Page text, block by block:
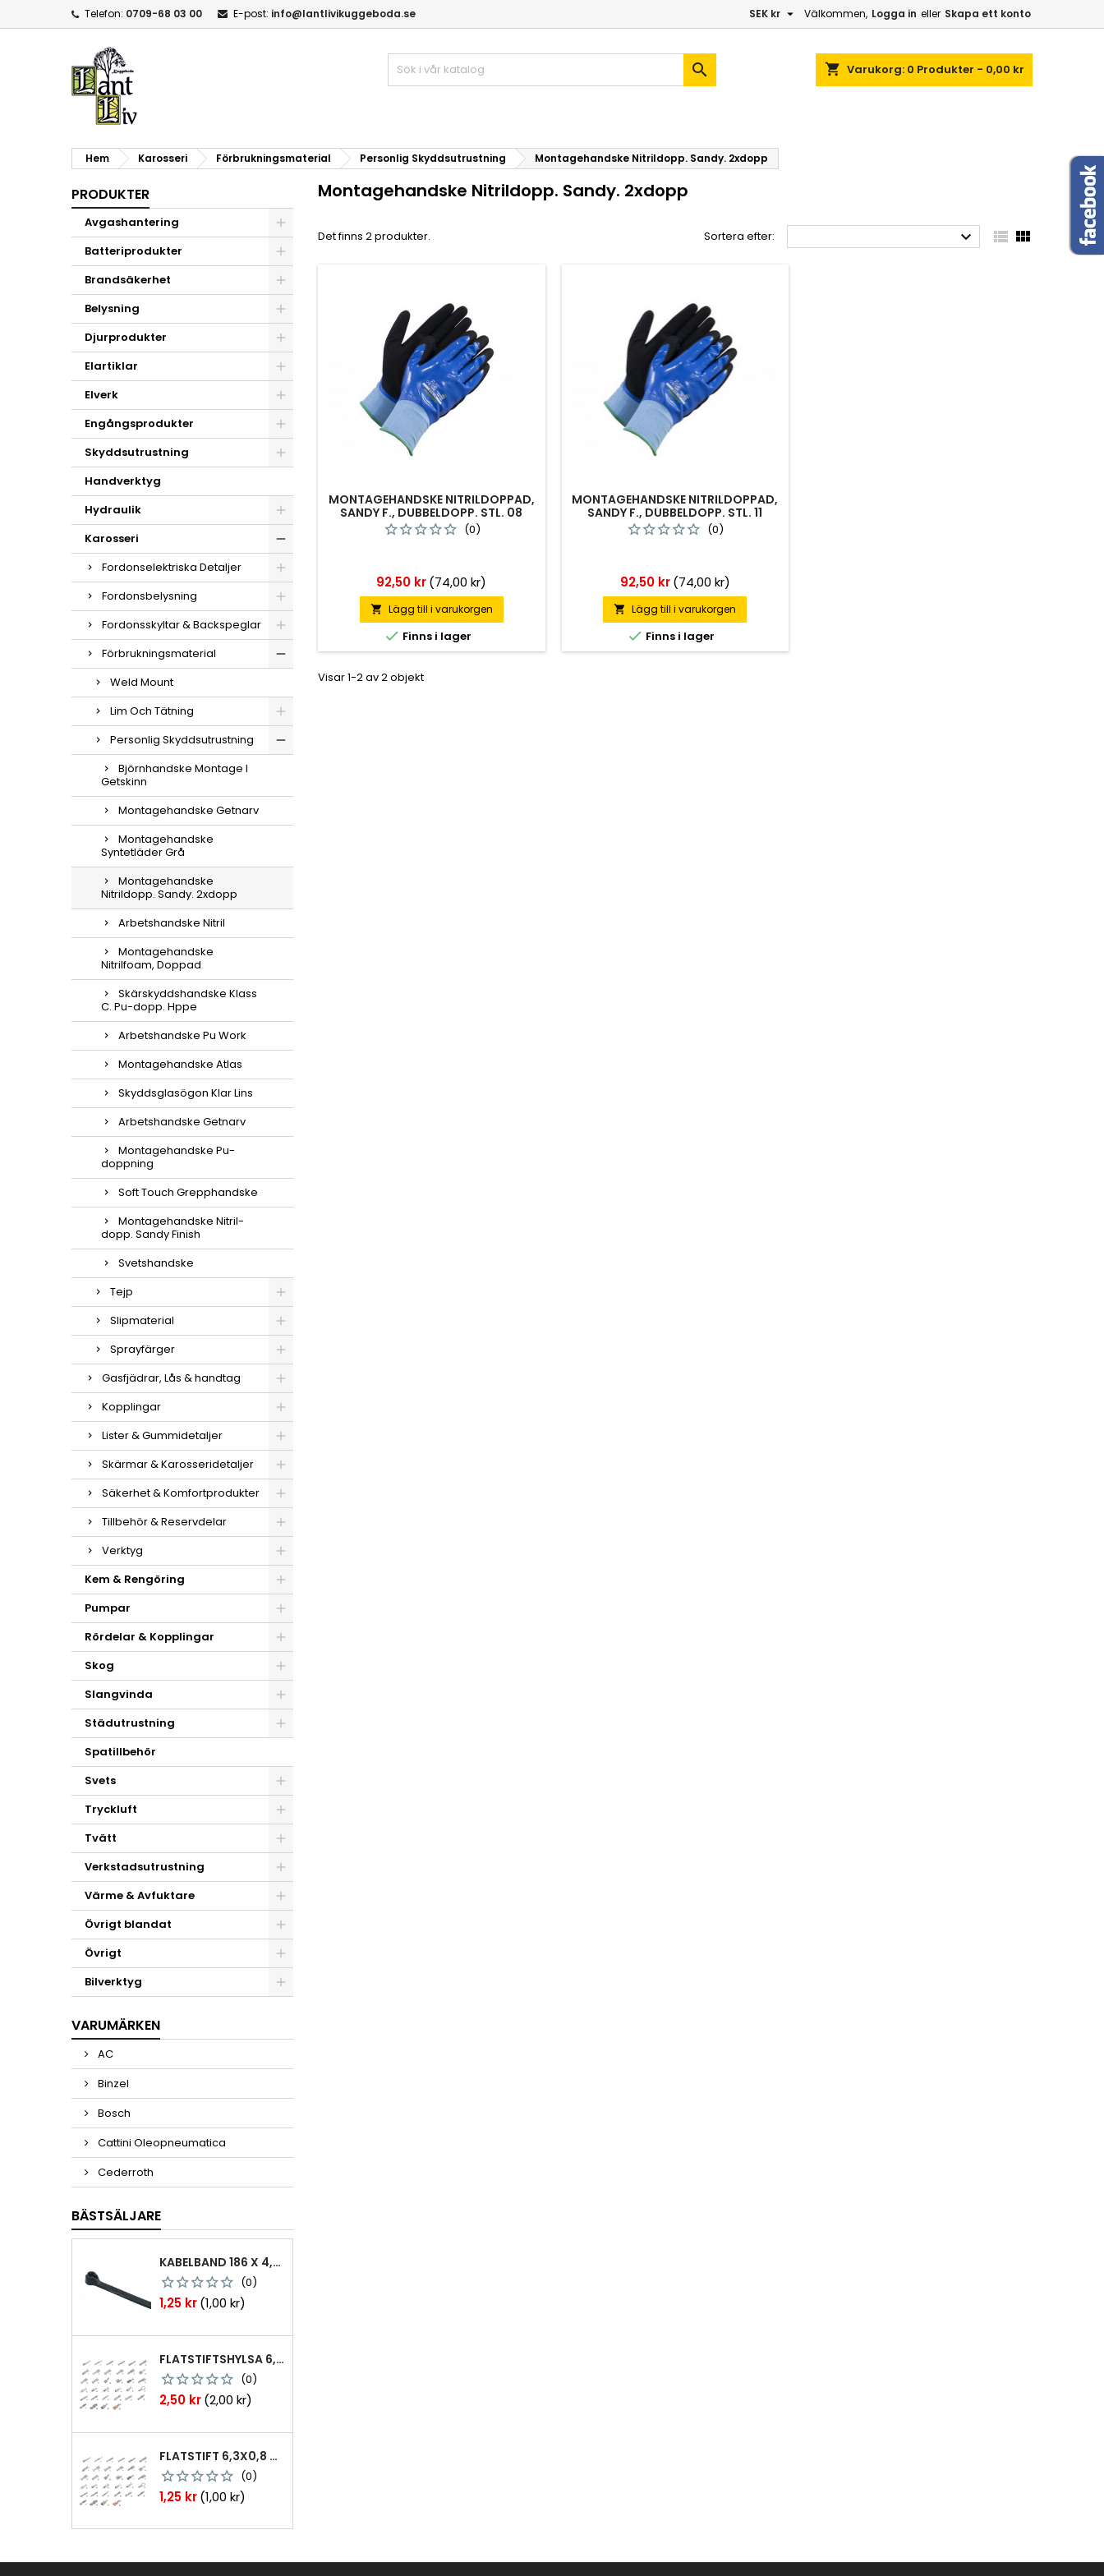
Telefon: 0709-68 03 00 E-post: info@lantlivikuggeboda.se Välkommen, Logga in eller Skapa ett konto
SEK kr 
shopping_cart Varukorg: 0 Produkter - 0,00 kr

Hem Karosseri Förbrukningsmaterial Personlig Skyddsutrustning Montagehandske Nitrildopp. Sandy. 2xdopp
PRODUKTER
Avgashantering
Batteriprodukter
Brandsäkerhet
Belysning
Djurprodukter
Elartiklar
Elverk
Engångsprodukter
Skyddsutrustning
Handverktyg
Hydraulik
Karosseri
Fordonselektriska Detaljer
Fordonsbelysning
Fordonsskyltar & Backspeglar
Förbrukningsmaterial
Weld Mount
Lim Och Tätning
Personlig Skyddsutrustning
Björnhandske Montage I
Getskinn
Montagehandske Getnarv
Montagehandske
Syntetläder Grå
Montagehandske
Nitrildopp. Sandy. 2xdopp
Arbetshandske Nitril
Montagehandske
Nitrilfoam, Doppad
Skärskyddshandske Klass
C. Pu-dopp. Hppe
Arbetshandske Pu Work
Montagehandske Atlas
Skyddsglasögon Klar Lins
Arbetshandske Getnarv
Montagehandske Pu-
doppning
Soft Touch Grepphandske
Montagehandske Nitril-
dopp. Sandy Finish
Svetshandske
Tejp
Slipmaterial
Sprayfärger
Gasfjädrar, Lås & handtag
Kopplingar
Lister & Gummidetaljer
Skärmar & Karosseridetaljer
Säkerhet & Komfortprodukter
Tillbehör & Reservdelar
Verktyg
Kem & Rengöring
Pumpar
Rördelar & Kopplingar
Skog
Slangvinda
Städutrustning
Spatillbehör
Svets
Tryckluft
Tvätt
Verkstadsutrustning
Värme & Avfuktare
Övrigt blandat
Övrigt
Bilverktyg
VARUMÄRKEN
AC
Binzel
Bosch
Cattini Oleopneumatica
Cederroth
BÄSTSÄLJARE
KABELBAND 186 X 4,8MM TY25MX TY-RAP SVARTA 1000 ST
(0)
Pris
1,25 kr(1,00 kr)
FLATSTIFTSHYLSA 6,3X0,8 1,0-2,5 MM² 100ST NABB
(0)
Pris
2,50 kr(2,00 kr)
FLATSTIFT 6,3X0,8 M. NABB 1,0-2,5 MM2 100ST
(0)
Pris
1,25 kr(1,00 kr)
Montagehandske Nitrildopp. Sandy. 2xdopp
Det finns 2 produkter. Sortera efter:   
MONTAGEHANDSKE NITRILDOPPAD,
SANDY F., DUBBELDOPP. STL. 08
(0)
Pris
92,50 kr(74,00 kr)
 Lägg till i varukorgen
 Finns i lager
MONTAGEHANDSKE NITRILDOPPAD,
SANDY F., DUBBELDOPP. STL. 11
(0)
Pris
92,50 kr(74,00 kr)
 Lägg till i varukorgen
 Finns i lager
Visar 1-2 av 2 objekt